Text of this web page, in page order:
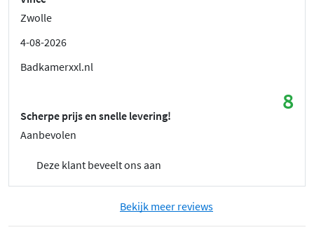
Zwolle
4-08-2026
Badkamerxxl.nl
8
Scherpe prijs en snelle levering!
Aanbevolen
Deze klant beveelt ons aan
Bekijk meer reviews